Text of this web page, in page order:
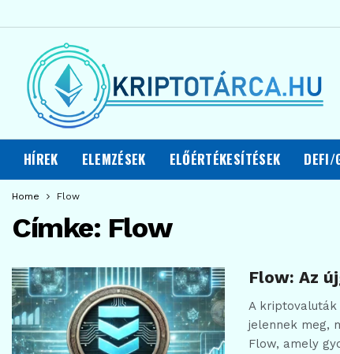
HÍREK ELEMZÉSEK ELŐÉRTÉKESÍTÉSEK DEFI/
Home Flow
Címke: Flow
Flow: Az
A
jelennek meg,
Flow, amely